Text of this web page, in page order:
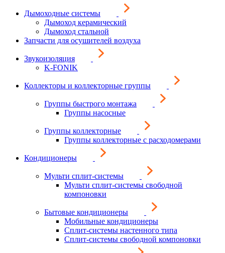
Дымоходные системы
Дымоход керамический
Дымоход стальной
Запчасти для осушителей воздуха
Звукоизоляция
K-FONIK
Коллекторы и коллекторные группы
Группы быстрого монтажа
Группы насосные
Группы коллекторные
Группы коллекторные с расходомерами
Кондиционеры
Мульти сплит-системы
Мульти сплит-системы свободной
компоновки
Бытовые кондиционеры
Мобильные кондиционеры
Сплит-системы настенного типа
Сплит-системы свободной компоновки